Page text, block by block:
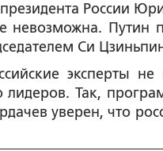
России
невозможна. Путин
Си
эксперты
лидеров. Так,
уверен, что